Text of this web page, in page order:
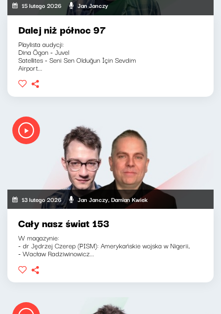
15 lutego 2026 Jan Janczy
Dalej niż północ 97
Playlista audycji:
Dina Ögon - Juvel
Satellites - Seni Sen Olduğun İçin Sevdim
Airport...
13 lutego 2026 Jan Janczy, Damian Kwiek
Cały nasz świat 153
W magazynie:
- dr Jędrzej Czerep (PISM): Amerykańskie wojska w Nigerii,
- Wacław Radziwinowicz...